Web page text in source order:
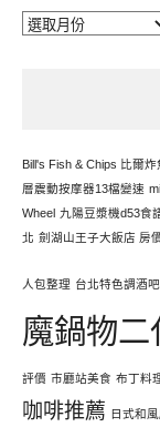
每
Bill's Fish & Chips 比爾
層震動按摩器13檔變速
Wheel 九陽豆漿機d53食
北 劍湖山王子大飯店 房
人包整理 台北特色調酒
魔鍋物二
評價 市廳站美食 布丁料
咖啡推薦 日式和